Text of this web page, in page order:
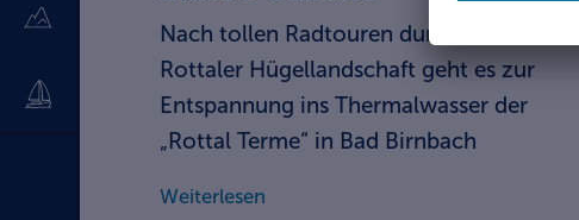
Nach tollen Radtouren durch die
Rottaler Hügellandschaft geht es zur
Entspannung ins Thermalwasser der
„Rottal Terme“ in Bad Birnbach
Weiterlesen